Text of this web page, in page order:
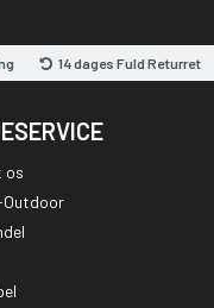
14 dages Fuld Returret
os
Outdoor